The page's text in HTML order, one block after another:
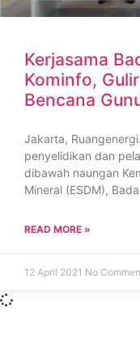
Kerjasama
Kominfo,
Bencana
Jakarta,
penyelidikan dan
dibawah naungan
Mineral (ESDM),
READ MORE »
12 April 2021 No